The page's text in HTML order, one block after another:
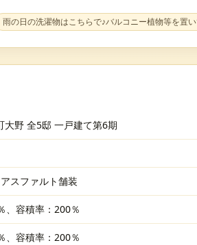
雨の日の洗濯物はこちらで♪バルコニー植物等を置
大野 全5邸 一戸建て第6期
スファルト舗装
、容積率：200％
、容積率：200％